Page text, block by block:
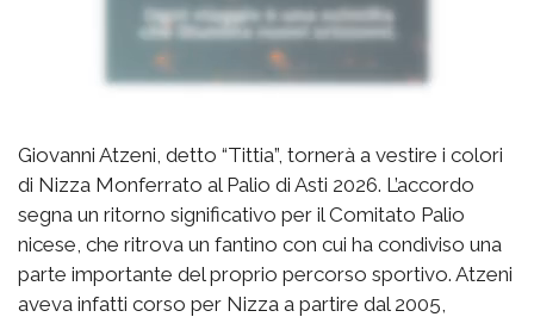
Giovanni Atzeni, detto “Tittia”, tornerà a vestire i colori
di Nizza Monferrato al Palio di Asti 2026. L’accordo
segna un ritorno significativo per il Comitato Palio
nicese, che ritrova un fantino con cui ha condiviso una
parte importante del proprio percorso sportivo. Atzeni
aveva infatti corso per Nizza a partire dal 2005,